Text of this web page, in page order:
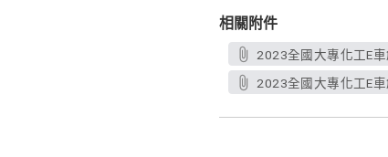
相關附件
2023全國大專化工E
2023全國大專化工E